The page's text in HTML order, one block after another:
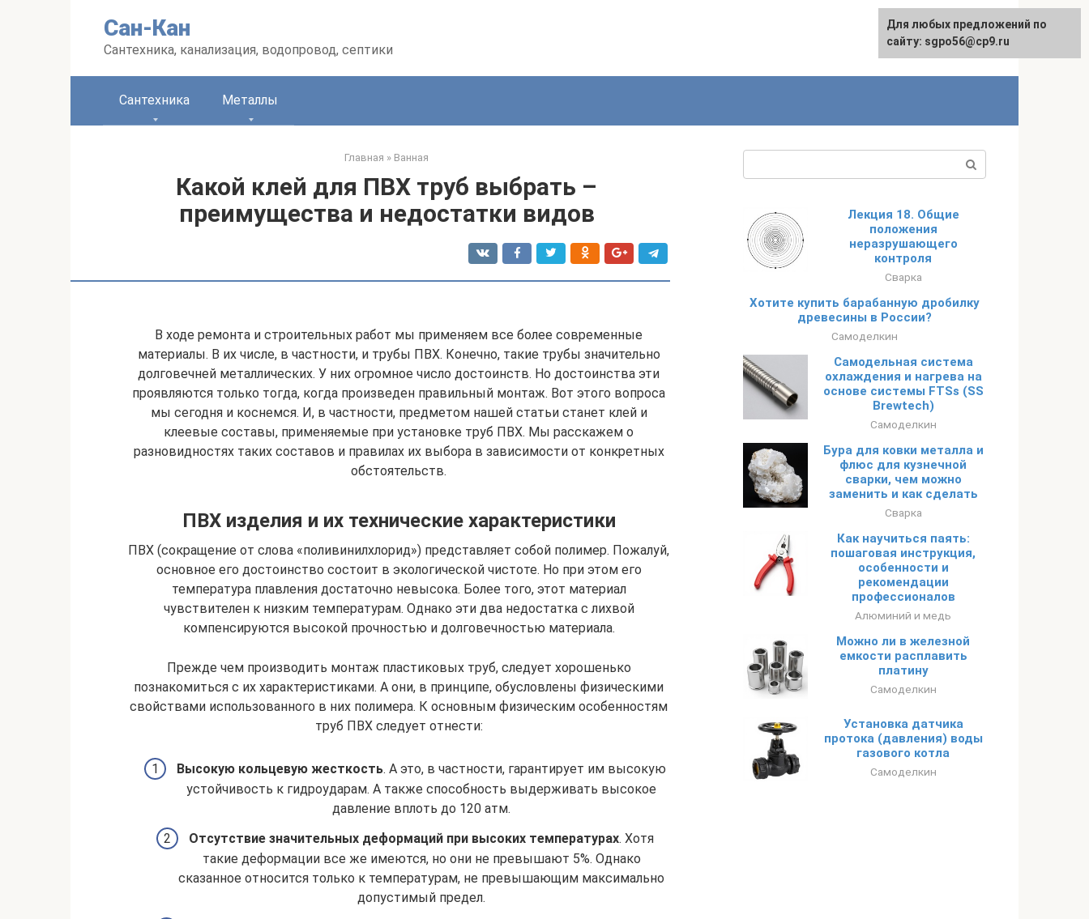
Сан-Кан
Сантехника, канализация, водопровод, септики
English
Сантехника Металлы
Главная » Ванная
Какой клей для ПВХ труб выбрать –
преимущества и недостатки видов
В ходе ремонта и строительных работ мы применяем все более современные
материалы. В их числе, в частности, и трубы ПВХ. Конечно, такие трубы значительно
долговечней металлических. У них огромное число достоинств. Но достоинства эти
проявляются только тогда, когда произведен правильный монтаж. Вот этого вопроса
мы сегодня и коснемся. И, в частности, предметом нашей статьи станет клей и
клеевые составы, применяемые при установке труб ПВХ. Мы расскажем о
разновидностях таких составов и правилах их выбора в зависимости от конкретных
обстоятельств.
ПВХ изделия и их технические характеристики
ПВХ (сокращение от слова «поливинилхлорид») представляет собой полимер. Пожалуй,
основное его достоинство состоит в экологической чистоте. Но при этом его
температура плавления достаточно невысока. Более того, этот материал
чувствителен к низким температурам. Однако эти два недостатка с лихвой
компенсируются высокой прочностью и долговечностью материала.
Прежде чем производить монтаж пластиковых труб, следует хорошенько
познакомиться с их характеристиками. А они, в принципе, обусловлены физическими
свойствами использованного в них полимера. К основным физическим особенностям
труб ПВХ следует отнести:
Высокую кольцевую жесткость. А это, в частности, гарантирует им высокую
устойчивость к гидроударам. А также способность выдерживать высокое
давление вплоть до 120 атм.
Отсутствие значительных деформаций при высоких температурах. Хотя
такие деформации все же имеются, но они не превышают 5%. Однако
сказанное относится только к температурам, не превышающим максимально
допустимый предел.
Лекция 18. Общие
положения
неразрушающего
контроля
Сварка
Хотите купить барабанную дробилку
древесины в России?
Самоделкин
Самодельная система
охлаждения и нагрева на
основе системы FTSs (SS
Brewtech)
Самоделкин
Бура для ковки металла и
флюс для кузнечной
сварки, чем можно
заменить и как сделать
Сварка
Как научиться паять:
пошаговая инструкция,
особенности и
рекомендации
профессионалов
Алюминий и медь
Можно ли в железной
емкости расплавить
платину
Самоделкин
Установка датчика
протока (давления) воды
газового котла
Самоделкин
Для любых предложений по
сайту: sgpo56@cp9.ru